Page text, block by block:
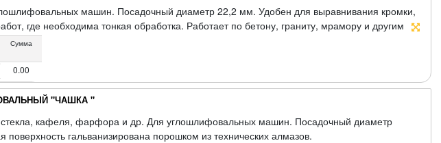
машин. Посадочный диаметр 22,2 мм. Удобен для выравнивания кромки,
где необходима тонкая обработка. Работает по бетону, граниту, мрамору и другим
коробка.
Сумма
0.00
"ЧАШКА "
кафеля, фарфора и др. Для углошлифовальных машин. Посадочный диаметр
гальванизирована порошком из технических алмазов.